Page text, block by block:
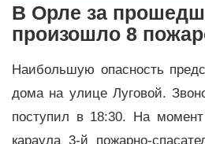
В Орле за
произошло 8
Наибольшую опасность
дома на улице Луговой.
поступил в 18:30. На
караула 3-й пожарно-